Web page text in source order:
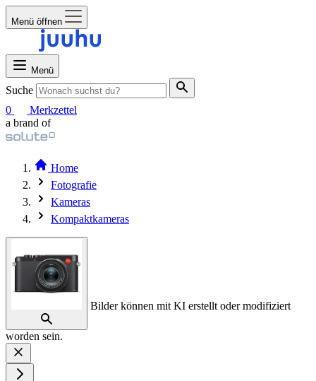
Menü öffnen
Menü
Suche
0
Merkzettel
a brand of
Home
Fotografie
Kameras
Kompaktkameras
Bilder können mit KI erstellt oder modifiziert
worden sein.